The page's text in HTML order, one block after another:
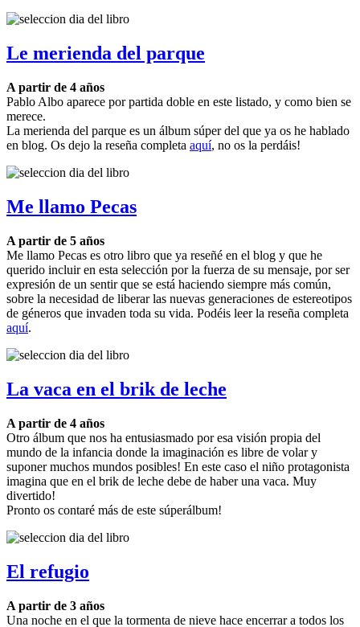
Le merienda del parque
A partir de 4 años
Pablo Albo aparece por partida doble en este listado, y como bien se
merece.
La merienda del parque es un álbum súper del que ya os he hablado
en blog. Os dejo la reseña completa aquí, no os la perdáis!
Me llamo Pecas
A partir de 5 años
Me llamo Pecas es otro libro que ya reseñé en el blog y que he
querido incluir en esta selección por la fuerza de su mensaje, por ser
expresión de un sentir que se está haciendo siempre más común,
sobre la necesidad de liberar las nuevas generaciones de estereotipos
de géneros que invaden toda su vida. Podéis leer la reseña completa
aquí.
La vaca en el brik de leche
A partir de 4 años
Otro álbum que nos ha entusiasmado por esa visión propia del
mundo de la infancia donde la imaginación es libre de volar y
suponer muchos mundos posibles! En este caso el niño protagonista
imagina que en el brik de leche debe de haber una vaca. Muy
divertido!
Pronto os contaré más de este súperálbum!
El refugio
A partir de 3 años
Una noche en el que la tormenta de nieve hace encerrar a todos los